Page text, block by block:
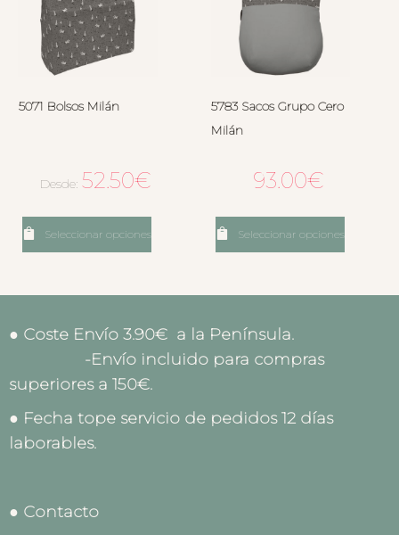
5071 Bolsos Milán
Desde: 52.50€
Seleccionar opciones
5783 Sacos Grupo Cero
Milán
93.00€
Seleccionar opciones
● Coste Envío 3.90€ a la Península.
-Envío incluido para compras
superiores a 150€.
● Fecha tope servicio de pedidos 12 días
laborables.
● Contacto